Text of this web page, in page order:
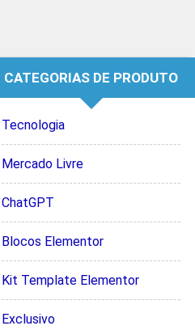
CATEGORIAS DE PRODUTO
Tecnologia
Mercado Livre
ChatGPT
Blocos Elementor
Kit Template Elementor
Exclusivo